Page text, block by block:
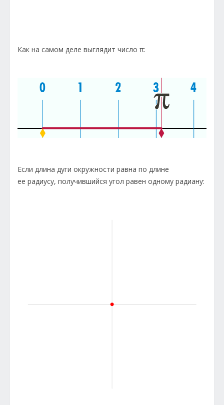
Как на самом деле выглядит число π:
Если длина дуги окружности равна по длине
ее радиусу, получившийся угол равен одному радиану: